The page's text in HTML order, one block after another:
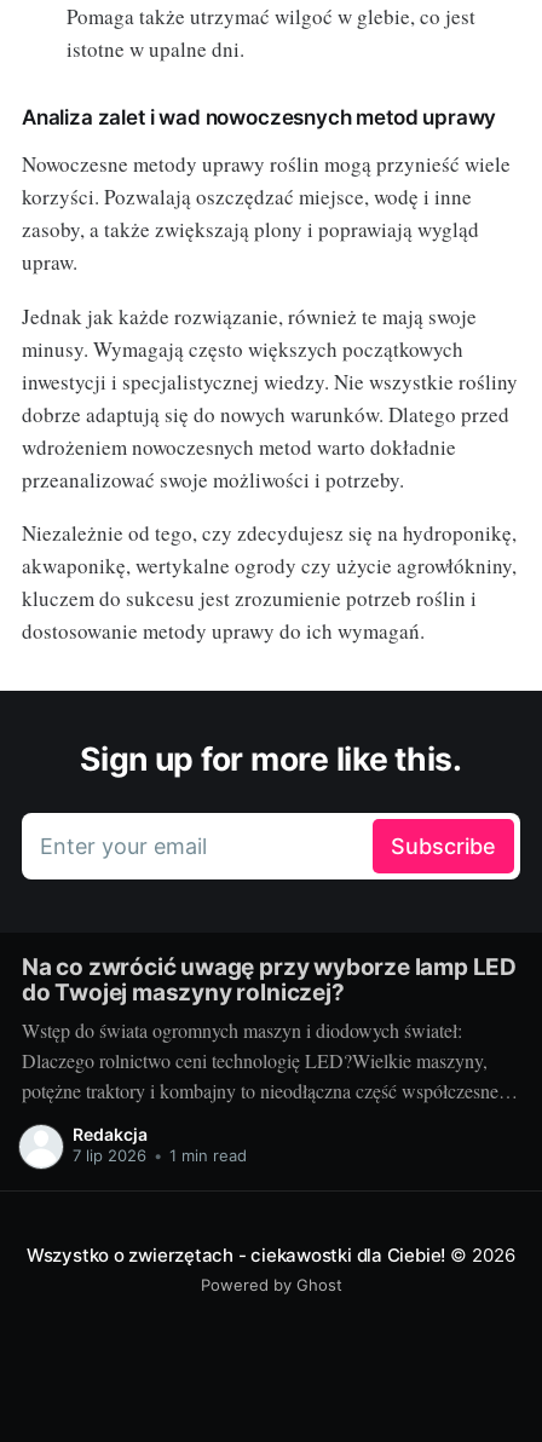
Pomaga także utrzymać wilgoć w glebie, co jest
istotne w upalne dni.
Analiza zalet i wad nowoczesnych metod uprawy
Nowoczesne metody uprawy roślin mogą przynieść wiele
korzyści. Pozwalają oszczędzać miejsce, wodę i inne
zasoby, a także zwiększają plony i poprawiają wygląd
upraw.
Jednak jak każde rozwiązanie, również te mają swoje
minusy. Wymagają często większych początkowych
inwestycji i specjalistycznej wiedzy. Nie wszystkie rośliny
dobrze adaptują się do nowych warunków. Dlatego przed
wdrożeniem nowoczesnych metod warto dokładnie
przeanalizować swoje możliwości i potrzeby.
Niezależnie od tego, czy zdecydujesz się na hydroponikę,
akwaponikę, wertykalne ogrody czy użycie agrowłókniny,
kluczem do sukcesu jest zrozumienie potrzeb roślin i
dostosowanie metody uprawy do ich wymagań.
Sign up for more like this.
Enter your email Subscribe
Na co zwrócić uwagę przy wyborze lamp LED
do Twojej maszyny rolniczej?
Wstęp do świata ogromnych maszyn i diodowych świateł:
Dlaczego rolnictwo ceni technologię LED?Wielkie maszyny,
potężne traktory i kombajny to nieodłączna część współczesnego
rolnictwa. Każdy kto prowadzi gospodarstwo wie, jak ważna jest
niezawodność i efektywność sprzętu - tak jak dobrze dobrany
Redakcja
7 lip 2026 • 1 min read
Wszystko o zwierzętach - ciekawostki dla Ciebie! © 2026
Powered by Ghost